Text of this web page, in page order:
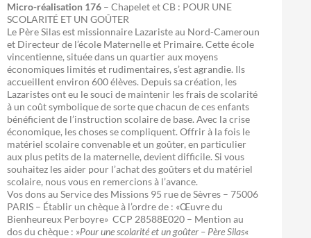
Micro-réalisation 176 – Chapelet et CB : POUR UNE
SCOLARITÉ ET UN GOÛTER
Le Père Silas est missionnaire Lazariste au Nord-Cameroun
et Directeur de l’école Maternelle et Primaire. Cette école
vincentienne, située dans un quartier aux moyens
économiques limités et rudimentaires, s’est agrandie. Ils
accueillent environ 600 élèves. Depuis sa création, les
Lazaristes ont eu le souci de maintenir les frais de scolarité
à un coût symbolique de sorte que chacun de ces enfants
bénéficient de l’instruction scolaire de base. Avec la crise
économique, les choses se compliquent. Offrir à la fois le
matériel scolaire convenable et un goûter, en particulier
aux plus petits de la maternelle, devient difficile. Si vous
souhaitez les aider pour l’achat des goûters et du matériel
scolaire, nous vous en remercions à l’avance.
Vos dons au Service des Missions 95 rue de Sèvres – 75006
PARIS – Établir un chèque à l’ordre de : «Œuvre du
Bienheureux Perboyre» CCP 28588E020 – Mention au
dos du chèque : »Pour une scolarité et un goûter – Père Silas«